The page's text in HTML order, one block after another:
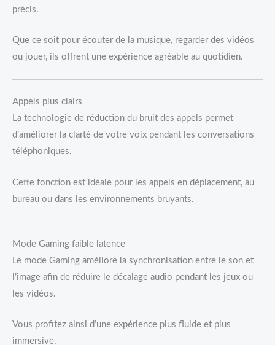
précis.
Que ce soit pour écouter de la musique, regarder des vidéos
ou jouer, ils offrent une expérience agréable au quotidien.
Appels plus clairs
La technologie de réduction du bruit des appels permet
d’améliorer la clarté de votre voix pendant les conversations
téléphoniques.
Cette fonction est idéale pour les appels en déplacement, au
bureau ou dans les environnements bruyants.
Mode Gaming faible latence
Le mode Gaming améliore la synchronisation entre le son et
l’image afin de réduire le décalage audio pendant les jeux ou
les vidéos.
Vous profitez ainsi d’une expérience plus fluide et plus
immersive.